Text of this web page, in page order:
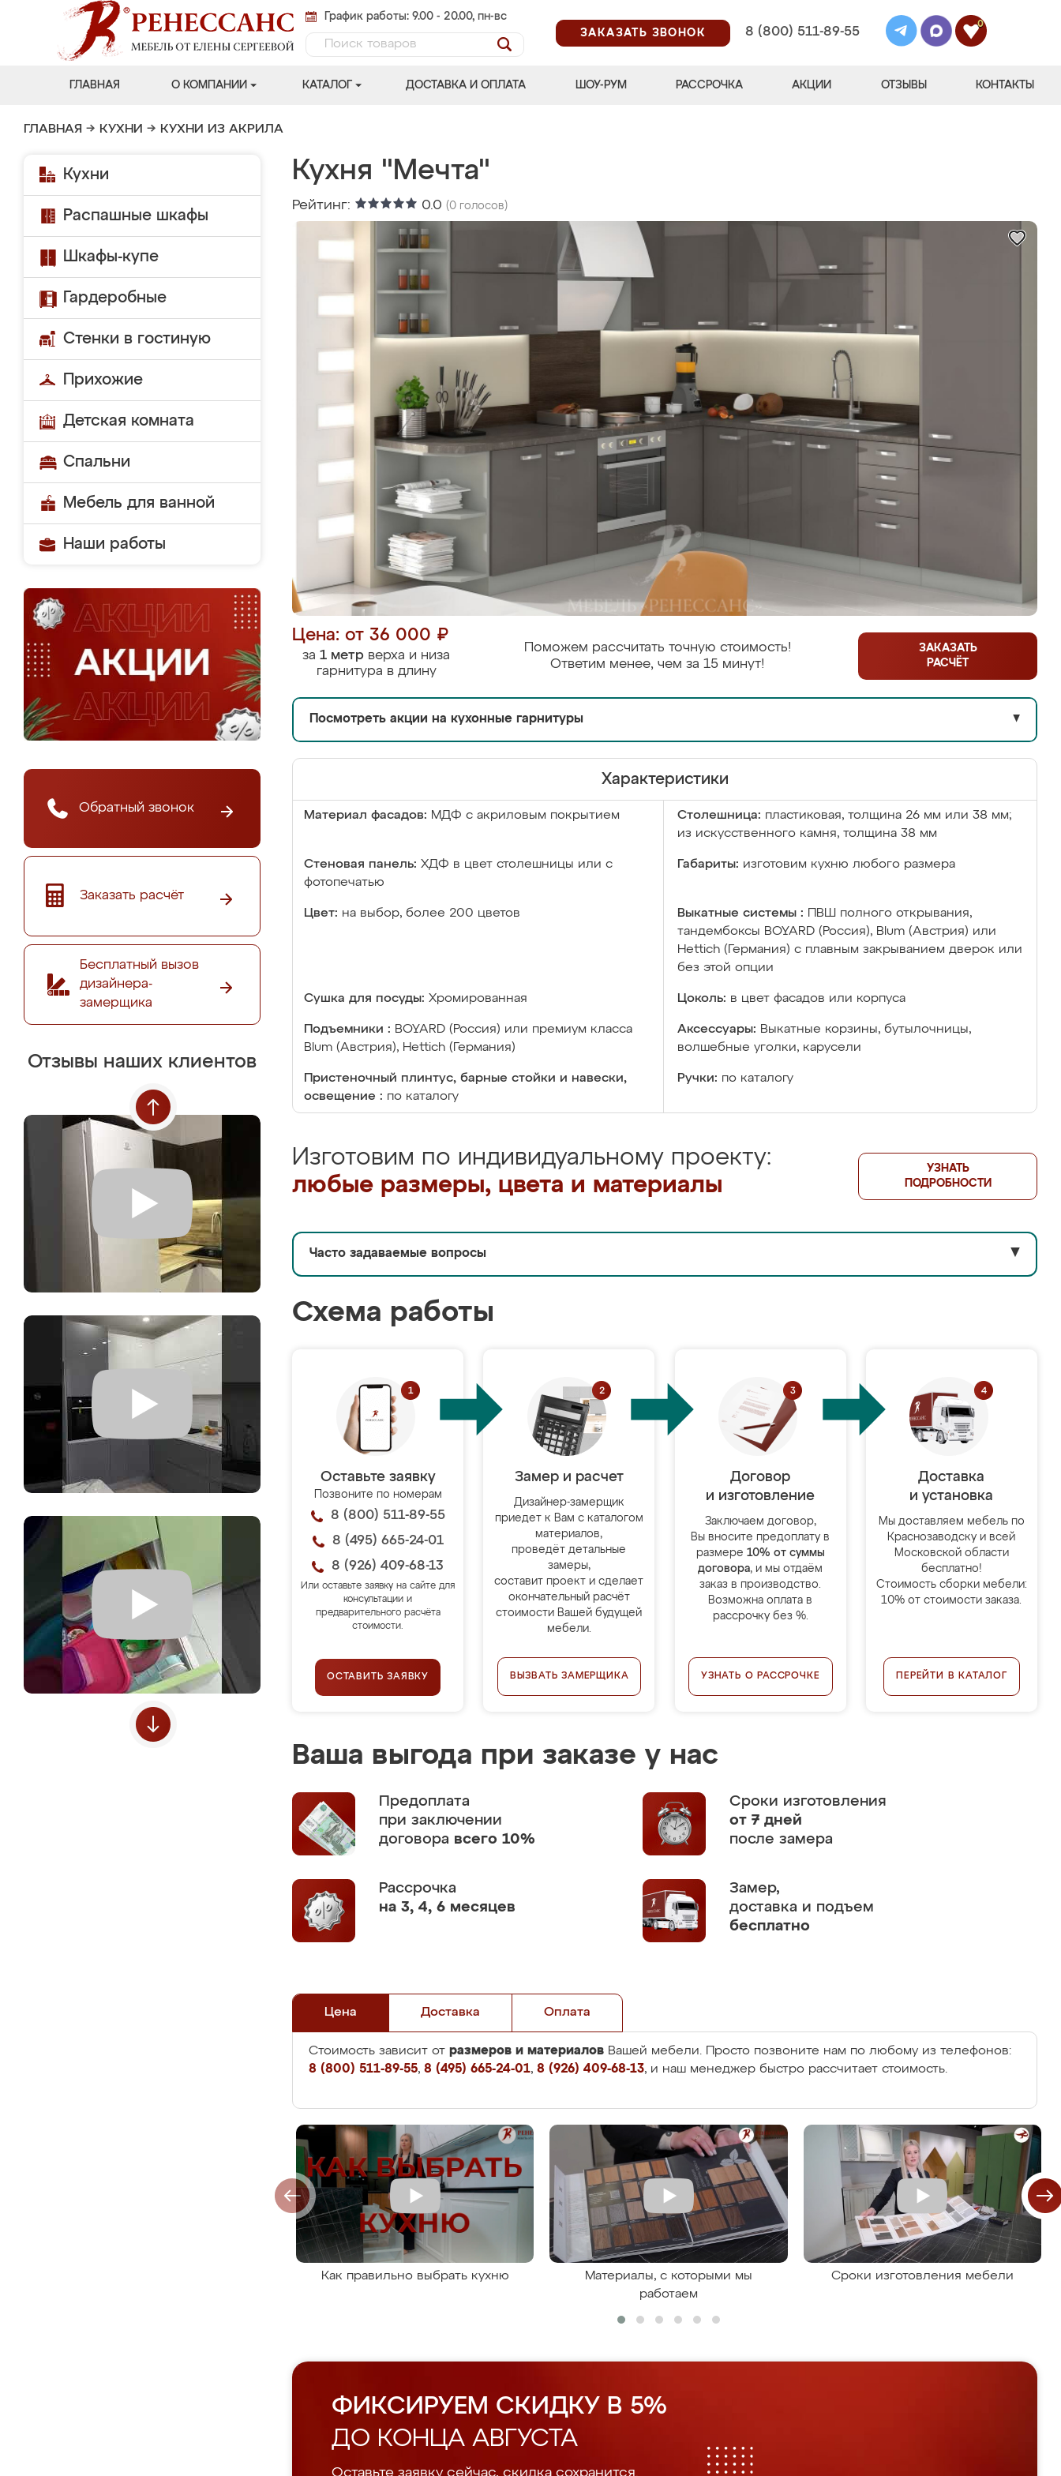
График работы: 9.00 - 20.00, пн-вс
ЗАКАЗАТЬ ЗВОНОК
8 (800) 511-89-55
0
ГЛАВНАЯ О КОМПАНИИ КАТАЛОГ ДОСТАВКА И ОПЛАТА ШОУ-РУМ РАССРОЧКА АКЦИИ ОТЗЫВЫ КОНТАКТЫ
ГЛАВНАЯ → КУХНИ → КУХНИ ИЗ АКРИЛА
Кухни
Распашные шкафы
Шкафы-купе
Гардеробные
Стенки в гостиную
Прихожие
Детская комната
Спальни
Мебель для ванной
Наши работы
Обратный звонок
Заказать расчёт
Бесплатный вызов
дизайнера-
замерщика
Отзывы наших клиентов
Кухня "Мечта"
Рейтинг: 0.0 (0 голосов)
Цена: от 36 000 ₽
за 1 метр верха и низа
гарнитура в длину
Поможем рассчитать точную стоимость!
Ответим менее, чем за 15 минут!
ЗАКАЗАТЬ
РАСЧЁТ
Посмотреть акции на кухонные гарнитуры ▼
Характеристики
Материал фасадов: МДФ с акриловым покрытием Столешница: пластиковая, толщина 26 мм или 38 мм;
из искусственного камня, толщина 38 мм
Стеновая панель: ХДФ в цвет столешницы или с
фотопечатью
Габариты: изготовим кухню любого размера
Цвет: на выбор, более 200 цветов Выкатные системы :
ПВШ полного открывания,
тандембоксы BOYARD (Россия), Blum (Австрия) или
Hettich (Германия) с плавным закрыванием дверок или
без этой опции
Сушка для посуды: Хромированная Цоколь: в цвет фасадов или корпуса
Подъемники : BOYARD (Россия) или премиум класса
Blum (Австрия), Hettich (Германия)
Аксессуары: Выкатные корзины, бутылочницы,
волшебные уголки, карусели
Пристеночный плинтус, барные стойки и навески,
освещение : по каталогу
Ручки: по каталогу
Изготовим по индивидуальному проекту:
любые размеры, цвета и материалы
УЗНАТЬ
ПОДРОБНОСТИ
Часто задаваемые вопросы ▼
Схема работы
Оставьте заявку
Позвоните по номерам
8 (800) 511-89-55
8 (495) 665-24-01
8 (926) 409-68-13
Или оставьте заявку на сайте для
консультации и
предварительного расчёта
стоимости.
ОСТАВИТЬ ЗАЯВКУ
Замер и расчет
Дизайнер-замерщик
приедет к Вам с каталогом
материалов,
проведёт детальные
замеры,
составит проект и сделает
окончательный расчёт
стоимости Вашей будущей
мебели.
ВЫЗВАТЬ ЗАМЕРЩИКА
Договор
и изготовление
Заключаем договор,
Вы вносите предоплату в
размере 10% от суммы
договора, и мы отдаём
заказ в производство.
Возможна оплата в
рассрочку без %.
УЗНАТЬ О РАССРОЧКЕ
Доставка
и установка
Мы доставляем мебель по
Краснозаводску и всей
Московской области
бесплатно!
Стоимость сборки мебели:
10% от стоимости заказа.
ПЕРЕЙТИ В КАТАЛОГ
Ваша выгода при заказе у нас
Предоплата
при заключении
договора всего 10%
Сроки изготовления
от 7 дней
после замера
Рассрочка
на 3, 4, 6 месяцев
Замер,
доставка и подъем
бесплатно
Цена Доставка Оплата
Стоимость зависит от размеров и материалов Вашей мебели. Просто позвоните нам по любому из телефонов:
8 (800) 511-89-55, 8 (495) 665-24-01, 8 (926) 409-68-13, и наш менеджер быстро рассчитает стоимость.
Как правильно выбрать кухню
Материалы, с которыми мы
работаем
Сроки изготовления мебели
ФИКСИРУЕМ СКИДКУ В 5%
ДО КОНЦА АВГУСТА
Оставьте заявку сейчас, скидка сохранится.